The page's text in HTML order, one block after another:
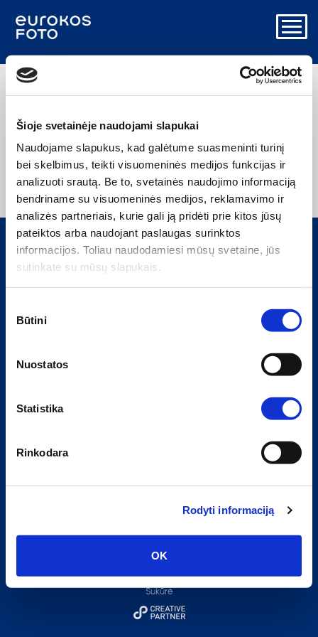
Šioje svetainėje naudojami slapukai
Naudojame slapukus, kad galėtume suasmeninti turinį
bei skelbimus, teikti visuomeninės medijos funkcijas ir
analizuoti srautą. Be to, svetainės naudojimo informaciją
bendriname su visuomeninės medijos, reklamavimo ir
analizės partneriais, kurie gali ją pridėti prie kitos jūsų
pateiktos arba naudojant paslaugas surinktos
informacijos. Toliau naudodamiesi mūsų svetaine, jūs
sutinkate su mūsų slapukais.
pasirinkimas
Būtini
Nuostatos
Statistika
Rinkodara
Rodyti informaciją
OK
Nuotraukų
užsakymas
Norėdami įkelti nuotraukas arba registruokitės
SLAPUKŲ NAUDOJIMO POLITIKA
PRIVATUMO POLITIKA
įmonės kodas: 134519743
© 2026 Eurokos
Sukūrė